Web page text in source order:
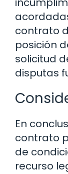
contrato
posición
solicitud
disputas
En
contrato
de
recurso